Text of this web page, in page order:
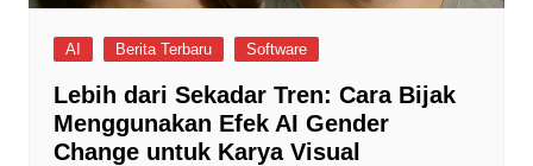
AI Berita Terbaru Software
Lebih dari Sekadar Tren: Cara Bijak
Menggunakan Efek AI Gender
Change untuk Karya Visual